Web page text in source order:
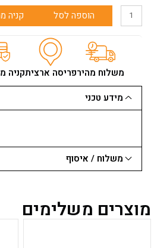
כמות
*מיקרוסטאר*
הוספה לסל קניה
משלוח מהירפריסה ארציתקניה
מידע טכני
משלוח / איסוף
מוצרים משלימים